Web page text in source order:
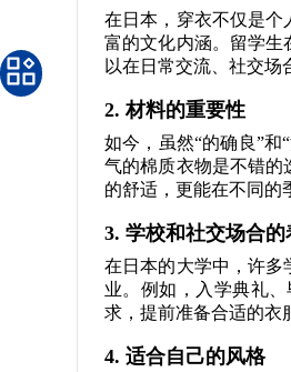
在日本，穿衣不仅是个
富的文化内涵。留学生
以在日常交流、社交场
2. 材料的重要性
如今，虽然“的确良”
气的棉质衣物是不错的
的舒适，更能在不同的
3. 学校和社交场合
在日本的大学中，许多
业。例如，入学典礼
求，提前准备合适的衣
4. 适合自己的风格